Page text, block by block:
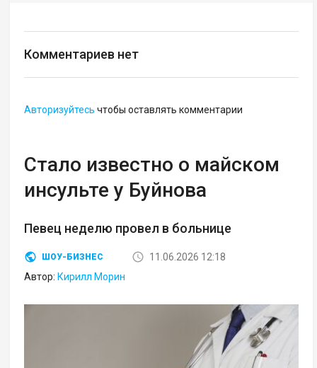
Комментариев нет
Авторизуйтесь чтобы оставлять комментарии
Стало известно о майском
инсульте у Буйнова
Певец неделю провел в больнице
ШОУ-БИЗНЕС
11.06.2026 12:18
Автор: Кирилл Морин